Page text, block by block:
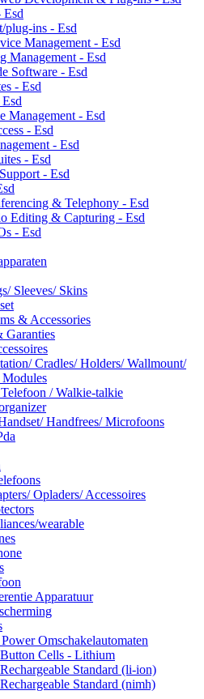
plug-ins - Esd
Management - Esd
Management - Esd
Software - Esd
- Esd
Management - Esd
- Esd
- Esd
- Esd
- Esd
& Telephony - Esd
Editing & Capturing - Esd
- Esd
Sleeves/ Skins
& Accessories
Garanties
Cradles/ Holders/ Wallmount/
/ Walkie-talkie
Handfrees/ Microfoons
Opladers/ Accessoires
wearable
Apparatuur
Omschakelautomaten
Cells - Lithium
Standard (li-ion)
Standard (nimh)